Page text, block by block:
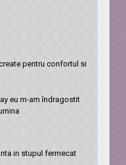
pentru confortul si
eu m-am îndragostit
in stupul fermecat